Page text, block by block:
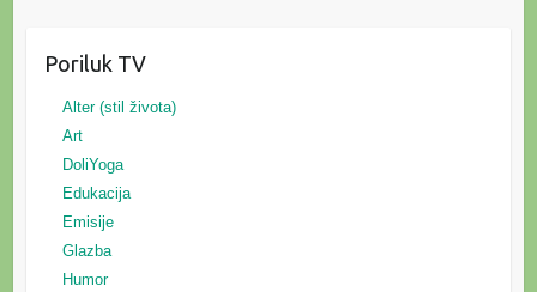
Poriluk TV
Alter (stil života)
Art
DoliYoga
Edukacija
Emisije
Glazba
Humor